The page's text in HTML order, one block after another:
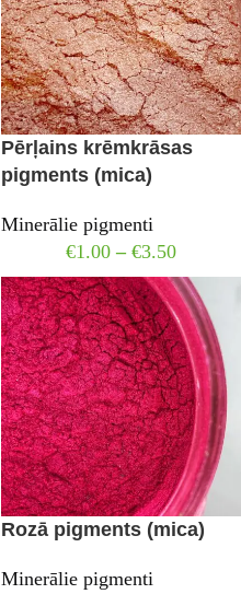
Pērļains krēmkrāsas
pigments (mica)
Minerālie pigmenti
€1.00 – €3.50
Rozā pigments (mica)
Minerālie pigmenti